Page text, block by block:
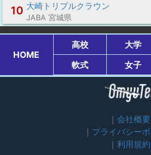
10 大崎トリプルクラウン
JABA 宮城県
HOME
高校 大学
軟式
女子
会社概要
プライバシー
利用規約